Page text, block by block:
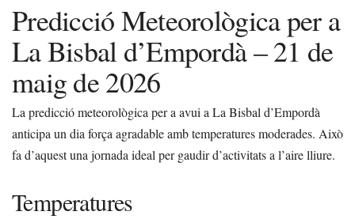
Predicció Meteorològica per a
La Bisbal d’Empordà – 21 de
maig de 2026
La predicció meteorològica per a avui a La Bisbal d’Empordà
anticipa un dia força agradable amb temperatures moderades. Això
fa d’aquest una jornada ideal per gaudir d’activitats a l’aire lliure.
Temperatures